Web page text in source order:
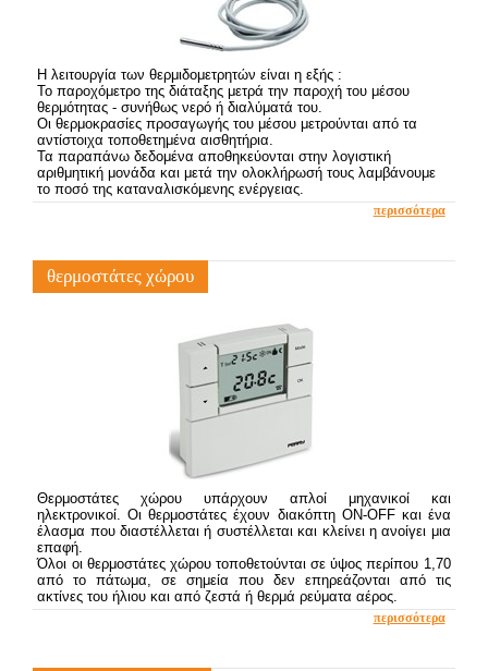
Η λειτουργία των θερμιδομετρητών είναι η εξής :
Το παροχόμετρο της διάταξης μετρά την παροχή του μέσου
θερμότητας - συνήθως νερό ή διαλύματά του.
Οι θερμοκρασίες προσαγωγής του μέσου μετρούνται από τα
αντίστοιχα τοποθετημένα αισθητήρια.
Τα παραπάνω δεδομένα αποθηκεύονται στην λογιστική
αριθμητική μονάδα και μετά την ολοκλήρωσή τους λαμβάνουμε
το ποσό της καταναλισκόμενης ενέργειας.
περισσότερα
θερμοστάτες χώρου
Θερμοστάτες χώρου υπάρχουν απλοί μηχανικοί και
ηλεκτρονικοί. Οι θερμοστάτες έχουν διακόπτη ON-OFF και ένα
έλασμα που διαστέλλεται ή συστέλλεται και κλείνει η ανοίγει μια
επαφή.
Όλοι οι θερμοστάτες χώρου τοποθετούνται σε ύψος περίπου 1,70
από το πάτωμα, σε σημεία που δεν επηρεάζονται από τις
ακτίνες του ήλιου και από ζεστά ή θερμά ρεύματα αέρος.
περισσότερα